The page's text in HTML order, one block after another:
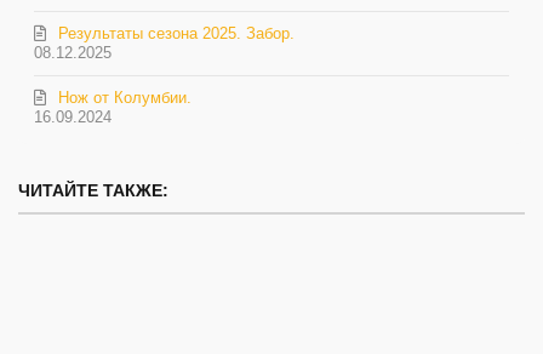
08.12.2025
Результаты сезона 2025. Забор.
16.09.2024
Нож от Колумбии.
ЧИТАЙТЕ ТАКЖЕ: